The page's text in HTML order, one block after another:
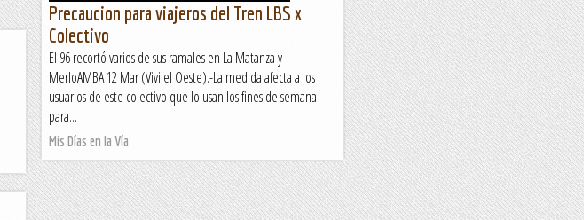
Precaucion para viajeros del Tren LBS x
Colectivo
El 96 recortó varios de sus ramales en La Matanza y
MerloAMBA 12 Mar (Vivi el Oeste).-La medida afecta a los
usuarios de este colectivo que lo usan los fines de semana
para...
Mis Días en la Vía